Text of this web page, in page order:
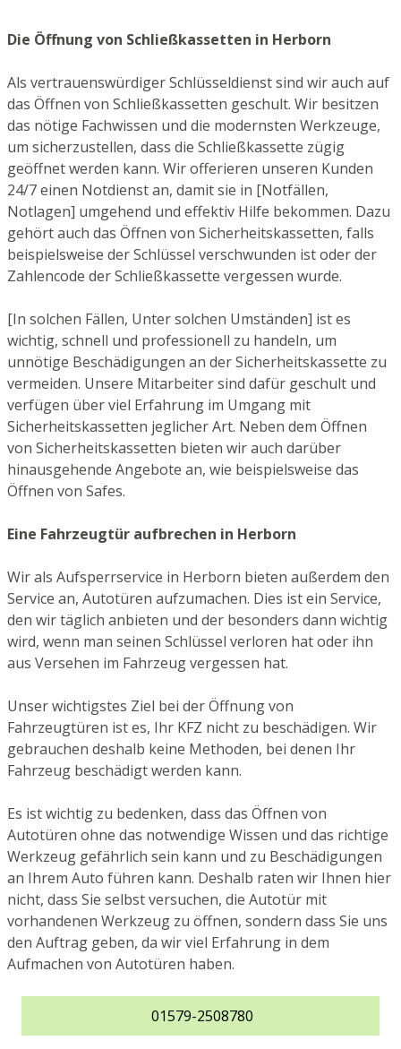
Die Öffnung von Schließkassetten in Herborn
Als vertrauenswürdiger Schlüsseldienst sind wir auch auf
das Öffnen von Schließkassetten geschult. Wir besitzen
das nötige Fachwissen und die modernsten Werkzeuge,
um sicherzustellen, dass die Schließkassette zügig
geöffnet werden kann. Wir offerieren unseren Kunden
24/7 einen Notdienst an, damit sie in [Notfällen,
Notlagen] umgehend und effektiv Hilfe bekommen. Dazu
gehört auch das Öffnen von Sicherheitskassetten, falls
beispielsweise der Schlüssel verschwunden ist oder der
Zahlencode der Schließkassette vergessen wurde.
[In solchen Fällen, Unter solchen Umständen] ist es
wichtig, schnell und professionell zu handeln, um
unnötige Beschädigungen an der Sicherheitskassette zu
vermeiden. Unsere Mitarbeiter sind dafür geschult und
verfügen über viel Erfahrung im Umgang mit
Sicherheitskassetten jeglicher Art. Neben dem Öffnen
von Sicherheitskassetten bieten wir auch darüber
hinausgehende Angebote an, wie beispielsweise das
Öffnen von Safes.
Eine Fahrzeugtür aufbrechen in Herborn
Wir als Aufsperrservice in Herborn bieten außerdem den
Service an, Autotüren aufzumachen. Dies ist ein Service,
den wir täglich anbieten und der besonders dann wichtig
wird, wenn man seinen Schlüssel verloren hat oder ihn
aus Versehen im Fahrzeug vergessen hat.
Unser wichtigstes Ziel bei der Öffnung von
Fahrzeugtüren ist es, Ihr KFZ nicht zu beschädigen. Wir
gebrauchen deshalb keine Methoden, bei denen Ihr
Fahrzeug beschädigt werden kann.
Es ist wichtig zu bedenken, dass das Öffnen von
Autotüren ohne das notwendige Wissen und das richtige
Werkzeug gefährlich sein kann und zu Beschädigungen
an Ihrem Auto führen kann. Deshalb raten wir Ihnen hier
nicht, dass Sie selbst versuchen, die Autotür mit
vorhandenen Werkzeug zu öffnen, sondern dass Sie uns
den Auftrag geben, da wir viel Erfahrung in dem
Aufmachen von Autotüren haben.
01579-2508780